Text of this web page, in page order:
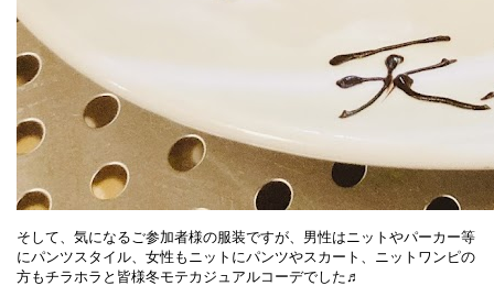
そして、気になるご参加者様の服装ですが、男性はニットやパーカー等
にパンツスタイル、女性もニットにパンツやスカート、ニットワンピの
方もチラホラと皆様冬モテカジュアルコーデでした♬